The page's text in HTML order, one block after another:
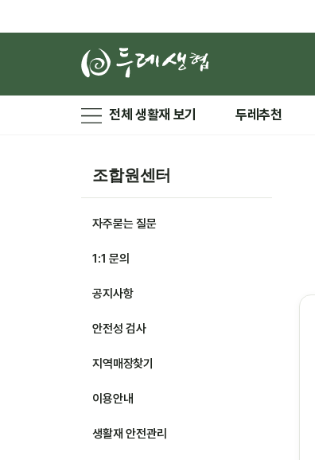
전체 생활재 보기 두레추천
조합원센터
자주묻는 질문
1:1 문의
공지사항
안전성 검사
지역매장찾기
이용안내
생활재 안전관리